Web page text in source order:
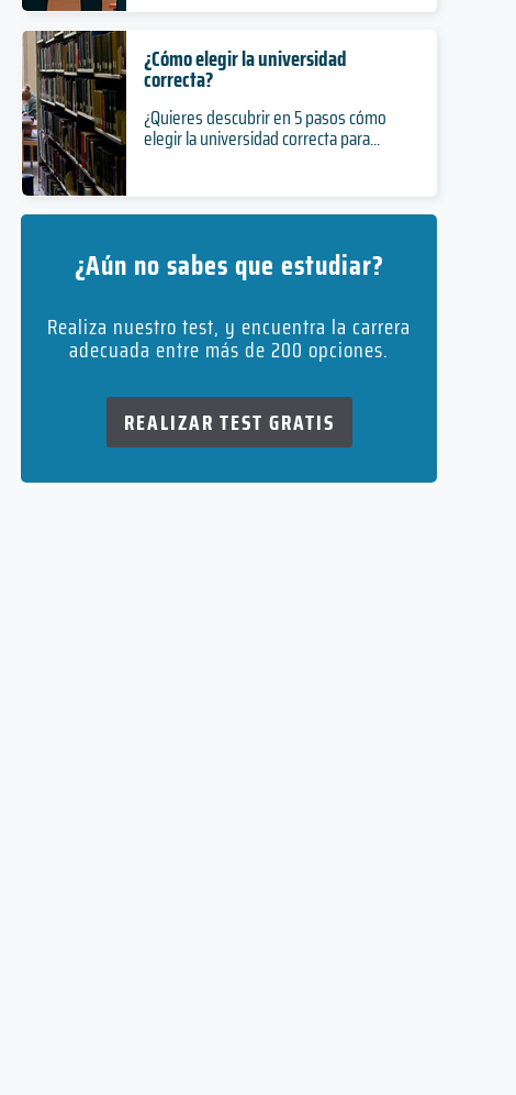
¿Cómo elegir la universidad
correcta?
¿Quieres descubrir en 5 pasos cómo
elegir la universidad correcta para...
¿Aún no sabes que estudiar?
Realiza nuestro test, y encuentra la carrera
adecuada entre más de 200 opciones.
REALIZAR TEST GRATIS